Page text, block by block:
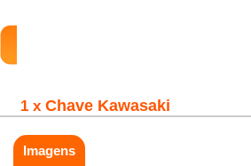
1 x Chave Kawasaki
Imagens